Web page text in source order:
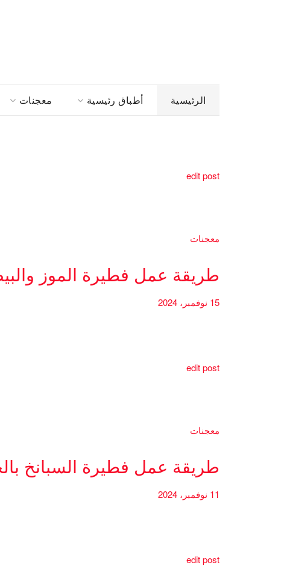
الرئيسية أطباق رئيسية معجنات
edit post
معجنات
طريقة عمل فطيرة الموز
15 نوفمبر، 2024
edit post
معجنات
طريقة عمل فطيرة السبانخ
11 نوفمبر، 2024
edit post